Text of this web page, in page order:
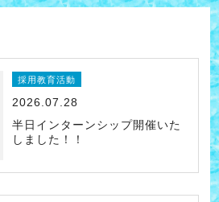
採用教育活動
2026.07.28
半日インターンシップ開催いた
しました！！